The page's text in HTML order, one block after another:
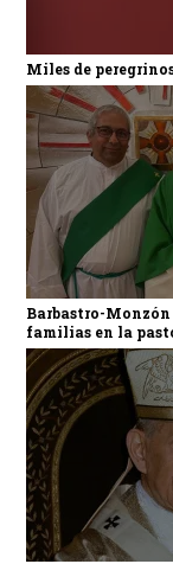
Miles de
Barbastro-
familias en la